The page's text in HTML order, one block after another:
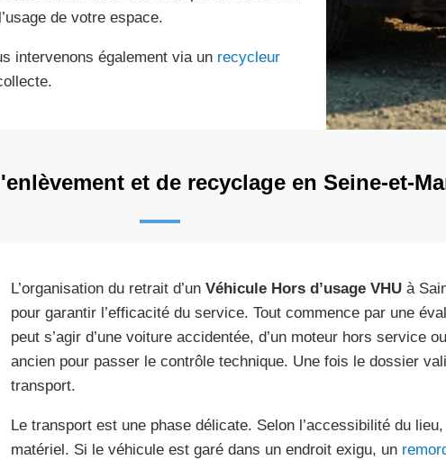
de votre espace.
intervenons également via un recycleur
et de recyclage en Seine-et-
L’organisation du retrait d’un Véhicule Hors d’usage VHUà
pour garantir l’efficacité du service. Tout commence par une
peut s’agir d’une voiture accidentée, d’un moteur hors service
ancien pour passer le contrôle technique. Une fois le dossier
transport.
Le transport est une phase délicate. Selon l’accessibilité du
matériel. Si le véhicule est garé dans un endroit exigu, un